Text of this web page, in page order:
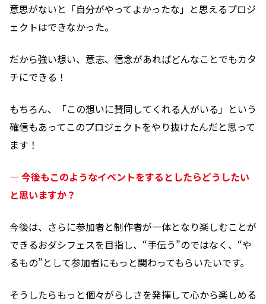
意思がないと「自分がやってよかったな」と思えるプロジ
ェクトはできなかった。
だから強い想い、意志、信念があればどんなことでもカタ
チにできる！
もちろん、「この想いに賛同してくれる人がいる」という
確信もあってこのプロジェクトをやり抜けたんだと思って
ます！
― 今後もこのようなイベントをするとしたらどうしたい
と思いますか？
今後は、さらに参加者と制作者が一体となり楽しむことが
できるおダシフェスを目指し、“手伝う”のではなく、“や
るもの”として参加者にもっと関わってもらいたいです。
そうしたらもっと個々がらしさを発揮して心から楽しめる